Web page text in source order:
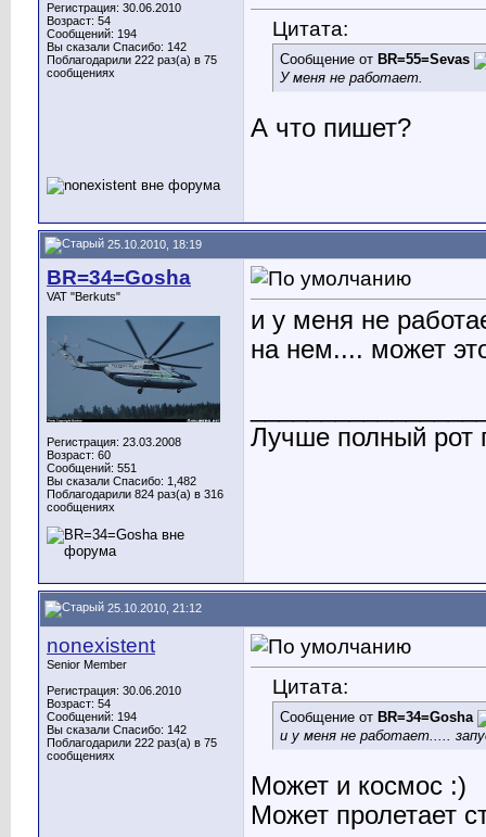
Регистрация: 30.06.2010
Возраст: 54
Сообщений: 194
Вы сказали Спасибо: 142
Поблагодарили 222 раз(а) в 75
сообщениях
Цитата:
Сообщение от BR=55=Sevas
У меня не работает.
А что пишет?
25.10.2010, 18:19
BR=34=Gosha
VAT "Berkuts"
Регистрация: 23.03.2008
Возраст: 60
Сообщений: 551
Вы сказали Спасибо: 1,482
Поблагодарили 824 раз(а) в 316
сообщениях
и у меня не
на нем.... может
Лучше полный рот
25.10.2010, 21:12
nonexistent
Senior Member
Регистрация: 30.06.2010
Возраст: 54
Сообщений: 194
Вы сказали Спасибо: 142
Поблагодарили 222 раз(а) в 75
сообщениях
Цитата:
Сообщение от BR=34=Gosha
и у меня не работает.....
Может и космос :)
Может пролетает